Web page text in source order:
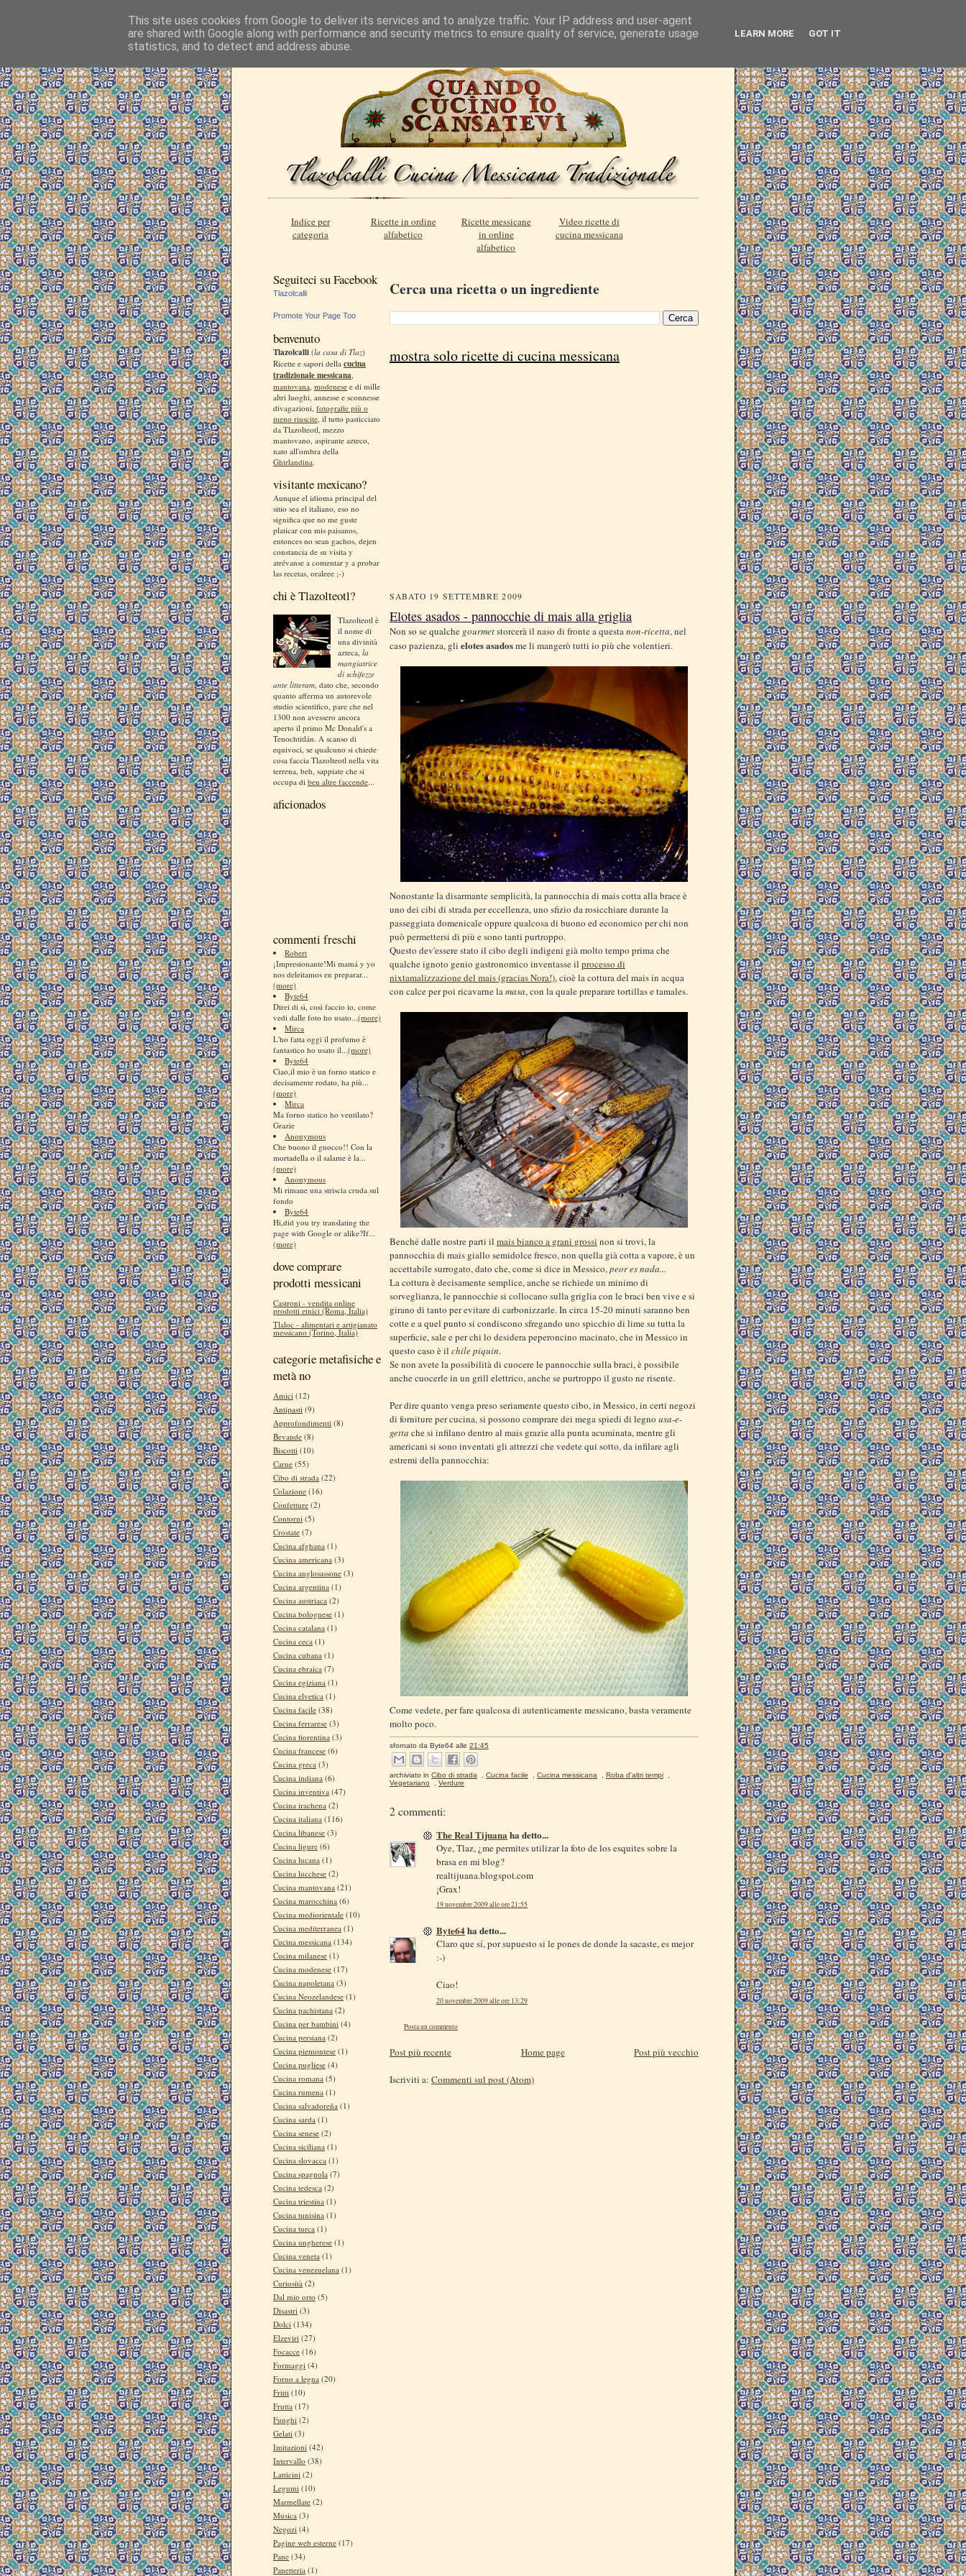
Indice per
categoria
Ricette in ordine
alfabetico
Ricette messicane
in ordine
alfabetico
Video ricette di
cucina messicana
Seguiteci su Facebook
Tlazolcalli
Promote Your Page Too
benvenuto
Tlazolcalli (la casa di Tlaz)
Ricette e sapori della cucina
tradizionale messicana
mantovana modenese e di mille
altri luoghi, annesse e sconnesse
divagazioni, fotografie più o
meno riuscite , il tutto pasticciato
da Tlazolteotl, mezzo
mantovano, aspirante azteco,
nato all'ombra della
Ghirlandina.
visitante mexicano?
Aunque el idioma principal del
sitio sea el italiano, eso no
significa que no me guste
platicar con mis paisanos,
entonces no sean gachos, dejen
constancia de su visita y
atrévanse a comentar y a probar
las recetas, oraleee ;-)
chi è Tlazolteotl?
Tlazolteotl è
il nome di
una divinità
azteca, la
mangiatrice
di schifezze
ante litteram , dato che, secondo
quanto afferma un autorevole
studio scientifico, pare che nel
1300 non avessero ancora
aperto il primo Mc Donald's a
Tenochtitlán. A scanso di
equivoci, se qualcuno si chiede
cosa faccia Tlazolteotl nella vita
terrena, beh, sappiate che si
occupa di ben altre faccende...
aficionados
commenti freschi
Robert
¡Impresionante!Mi mamá y yo
nos deleitamos en preparar...
(more)
Byte64
Direi di sì, così faccio io, come
vedi dalle foto ho usato...(more)
Mirca
L'ho fatta oggi il profumo è
fantastico ho usato il...(more)
Byte64
Ciao,il mio è un forno statico e
decisamente rodato, ha più...
(more)
Mirca
Ma forno statico ho ventilato?
Grazie
Anonymous
Che buono il gnocco!! Con la
mortadella o il salame è la...
(more)
Anonymous
Mi rimane una striscia cruda sul
fondo
Byte64
Hi,did you try translating the
page with Google or alike?If...
(more)
dove comprare
prodotti messicani
Castroni - vendita online
prodotti etnici (Roma, Italia)
Tlaloc - alimentari e artigianato
messicano (Torino, Italia)
categorie metafisiche e
metà no
Amici (12)
Antipasti (9)
Approfondimenti (8)
Bevande (8)
Biscotti (10)
Carne (55)
Cibo di strada (22)
Colazione (16)
Confetture (2)
Contorni (5)
Crostate (7)
Cucina afghana (1)
Cucina americana (3)
Cucina anglosassone (3)
Cucina argentina (1)
Cucina austriaca (2)
Cucina bolognese (1)
Cucina catalana (1)
Cucina ceca (1)
Cucina cubana (1)
Cucina ebraica (7)
Cucina egiziana (1)
Cucina elvetica (1)
Cucina facile (38)
Cucina ferrarese (3)
Cucina fiorentina (3)
Cucina francese (6)
Cucina greca (3)
Cucina indiana (6)
Cucina inventiva (47)
Cucina irachena (2)
Cucina italiana (116)
Cucina libanese (3)
Cucina ligure (6)
Cucina lucana (1)
Cucina lucchese (2)
Cucina mantovana (21)
Cucina marocchina (6)
Cucina mediorientale (10)
Cucina mediterranea (1)
Cucina messicana (134)
Cucina milanese (1)
Cucina modenese (17)
Cucina napoletana (3)
Cucina Neozelandese (1)
Cucina pachistana (2)
Cucina per bambini (4)
Cucina persiana (2)
Cucina piemontese (1)
Cucina pugliese (4)
Cucina romana (5)
Cucina rumena (1)
Cucina salvadoreña (1)
Cucina sarda (1)
Cucina senese (2)
Cucina siciliana (1)
Cucina slovacca (1)
Cucina spagnola (7)
Cucina tedesca (2)
Cucina triestina (1)
Cucina tunisina (1)
Cucina turca (1)
Cucina ungherese (1)
Cucina veneta (1)
Cucina venezuelana (1)
Curiosità (2)
Dal mio orto (5)
Disastri (3)
Dolci (134)
Elzeviri (27)
Focacce (16)
Formaggi (4)
Forno a legna (20)
Fritti (10)
Frutta (17)
Funghi (2)
Gelati (3)
Imitazioni (42)
Intervallo (38)
Latticini (2)
Legumi (10)
Marmellate (2)
Musica (3)
Negozi (4)
Pagine web esterne (17)
Pane (34)
Panetteria (1)
Cerca una ricetta o un ingrediente
mostra solo ricette di cucina messicana
SABATO 19 SETTEMBRE 2009
Elotes asados - pannocchie di mais alla griglia
Non so se qualche gourmetstorcerà il naso di fronte a questanon-ricetta, nel
caso pazienza, gli elotes asadosme li mangerò tutti io più che volentieri.
Nonostante la disarmante semplicità, la pannocchia di mais cotta alla brace è
uno dei cibi di strada per eccellenza, uno sfizio da rosicchiare durante la
passeggiata domenicale oppure qualcosa di buono ed economico per chi non
può permettersi di più e sono tanti purtroppo.
Questo dev'essere stato il cibo degli indigeni già molto tempo prima che
qualche ignoto genio gastronomico inventasse il processo di
nixtamalizzazione del mais (gracias Nora!), cioè la cottura del mais in acqua
con calce per poi ricavarne lamasa, con la quale preparare tortillas e tamales.
Benché dalle nostre parti il mais bianco a grani grossi non si trovi, la
pannocchia di mais giallo semidolce fresco, non quella già cotta a vapore, è un
accettabile surrogato, dato che, come si dice in Messico,peor es nada...
La cottura è decisamente semplice, anche se richiede un minimo di
sorveglianza, le pannocchie si collocano sulla griglia con le braci ben vive e si
girano di tanto per evitare di carbonizzarle. In circa 15-20 minuti saranno ben
cotte e a quel punto si condiscono sfregando uno spicchio di lime su tutta la
superficie, sale e per chi lo desidera peperoncino macinato, che in Messico in
questo caso è il chile piquin.
Se non avete la possibilità di cuocere le pannocchie sulla braci, è possibile
anche cuocerle in un grill elettrico, anche se purtroppo il gusto ne risente.
Per dire quanto venga preso seriamente questo cibo, in Messico, in certi negozi
di forniture per cucina, si possono comprare dei mega spiedi di legno usa-e-
getta che si infilano dentro al mais grazie alla punta acuminata, mentre gli
americani si sono inventati gli attrezzi che vedete qui sotto, da infilare agli
estremi della pannocchia:
Come vedete, per fare qualcosa di autenticamente messicano, basta veramente
molto poco.
sfornato da Byte64 alle 21:45
archiviato in Cibo di strada Cucina facile Cucina messicana Roba d'altri tempi
Vegetariano
Verdure
2 commenti:
The Real Tijuana ha detto...
Oye, Tlaz, ¿me permites utilizar la foto de los esquites sobre la
brasa en mi blog?
realtijuana.blogspot.com
¡Grax!
19 novembre 2009 alle ore 21:55
Byte64ha detto...
Claro que sí, por supuesto si le pones de donde la sacaste, es mejor
:-)
Ciao!
20 novembre 2009 alle ore 13:29
Posta un commento
Post più recente Post più vecchio
Home page
Iscriviti a: Commenti sul post (Atom)
This site uses cookies from Google to deliver its services and to analyze traffic. Your IP address and user-agent
are shared with Google along with performance and security metrics to ensure quality of service, generate usage
statistics, and to detect and address abuse.
LEARN MORE GOT IT